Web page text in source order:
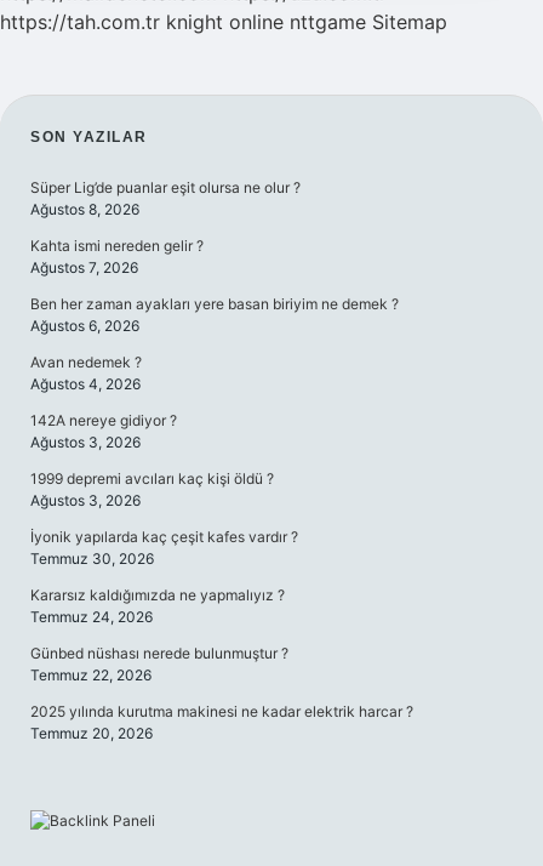
https://tah.com.tr knight online nttgame Sitemap
SIDEBAR
SON YAZILAR
Süper Lig’de puanlar eşit olursa ne olur ?
Ağustos 8, 2026
Kahta ismi nereden gelir ?
Ağustos 7, 2026
Ben her zaman ayakları yere basan biriyim ne demek ?
Ağustos 6, 2026
Avan nedemek ?
Ağustos 4, 2026
142A nereye gidiyor ?
Ağustos 3, 2026
1999 depremi avcıları kaç kişi öldü ?
Ağustos 3, 2026
İyonik yapılarda kaç çeşit kafes vardır ?
Temmuz 30, 2026
Kararsız kaldığımızda ne yapmalıyız ?
Temmuz 24, 2026
Günbed nüshası nerede bulunmuştur ?
Temmuz 22, 2026
2025 yılında kurutma makinesi ne kadar elektrik harcar ?
Temmuz 20, 2026